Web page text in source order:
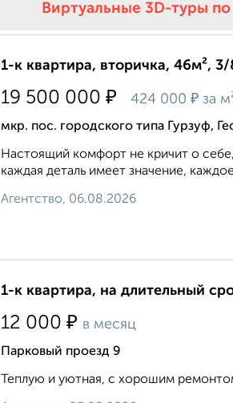
Виртуальные 3D-туры
1-к квартира, вторичка, 46м²,
19 500 000 ₽ 424 000 ₽ за
мкр. пос. городского типа Гурзуф,
Настоящий комфорт не кричит о
каждая деталь имеет значение,
Агентство, 06.08.2026
1-к квартира, на длительный
12 000 ₽ в месяц
Парковый проезд 9
Теплую и уютная, с хорошим